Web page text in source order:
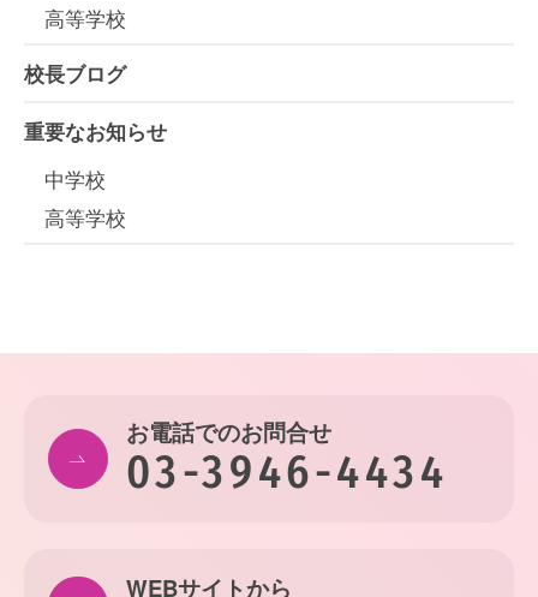
高等学校
校長ブログ
重要なお知らせ
中学校
高等学校
お電話でのお問合せ
03-3946-4434
WEBサイトから